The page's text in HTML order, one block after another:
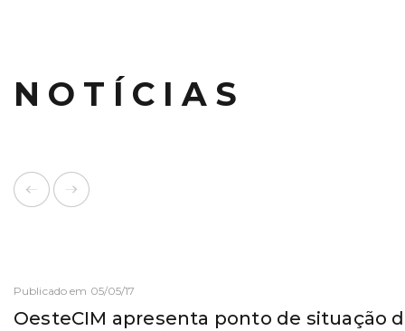
NOTÍCIAS
Publicado em 05/05/17
OesteCIM apresenta ponto de situação